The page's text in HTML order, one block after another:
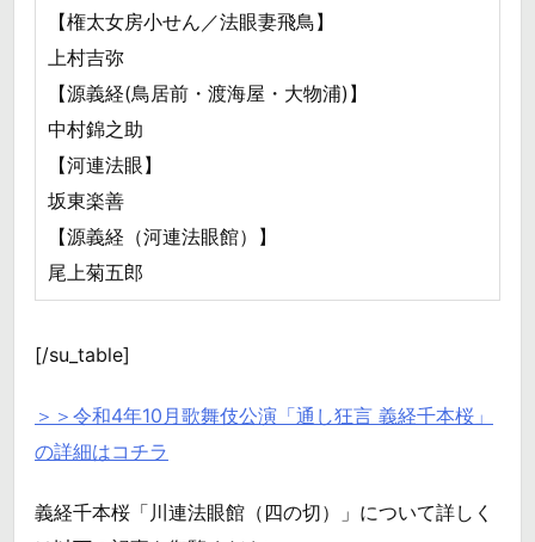
【権太女房小せん／法眼妻飛鳥】
上村吉弥
【源義経(鳥居前・渡海屋・大物浦)】
中村錦之助
【河連法眼】
坂東楽善
【源義経（河連法眼館）】
尾上菊五郎
[/su_table]
＞＞令和4年10月歌舞伎公演「通し狂言 義経千本桜」
の詳細はコチラ
義経千本桜「川連法眼館（四の切）」について詳しく